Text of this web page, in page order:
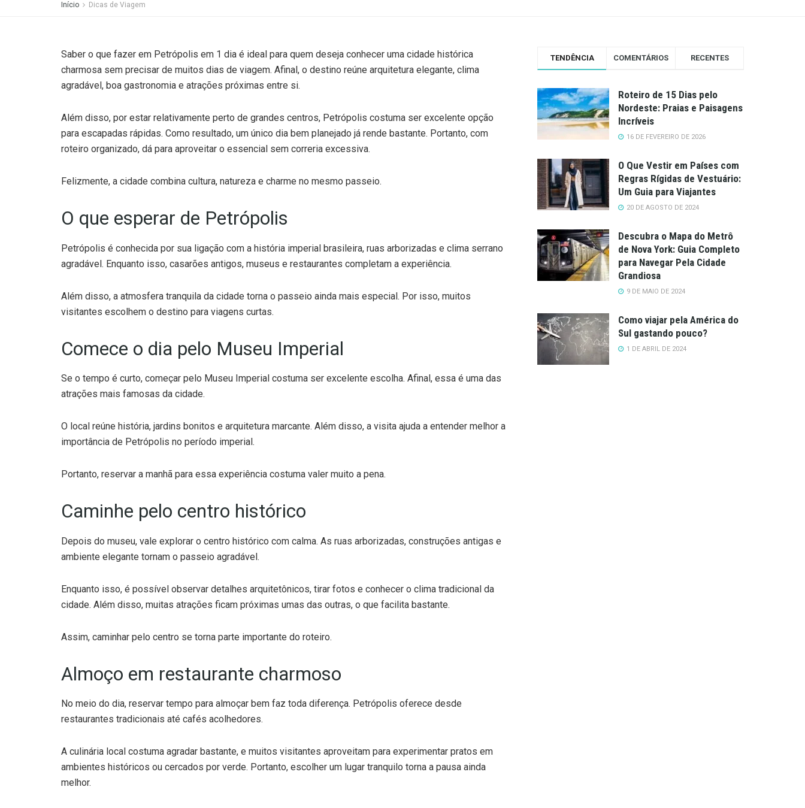
Início Dicas de Viagem
Saber o que fazer em Petrópolis em 1 dia é ideal para quem deseja conhecer uma cidade histórica
charmosa sem precisar de muitos dias de viagem. Afinal, o destino reúne arquitetura elegante, clima
agradável, boa gastronomia e atrações próximas entre si.
Além disso, por estar relativamente perto de grandes centros, Petrópolis costuma ser excelente opção
para escapadas rápidas. Como resultado, um único dia bem planejado já rende bastante. Portanto, com
roteiro organizado, dá para aproveitar o essencial sem correria excessiva.
Felizmente, a cidade combina cultura, natureza e charme no mesmo passeio.
O que esperar de Petrópolis
Petrópolis é conhecida por sua ligação com a história imperial brasileira, ruas arborizadas e clima serrano
agradável. Enquanto isso, casarões antigos, museus e restaurantes completam a experiência.
Além disso, a atmosfera tranquila da cidade torna o passeio ainda mais especial. Por isso, muitos
visitantes escolhem o destino para viagens curtas.
Comece o dia pelo Museu Imperial
Se o tempo é curto, começar pelo Museu Imperial costuma ser excelente escolha. Afinal, essa é uma das
atrações mais famosas da cidade.
O local reúne história, jardins bonitos e arquitetura marcante. Além disso, a visita ajuda a entender melhor a
importância de Petrópolis no período imperial.
Portanto, reservar a manhã para essa experiência costuma valer muito a pena.
Caminhe pelo centro histórico
Depois do museu, vale explorar o centro histórico com calma. As ruas arborizadas, construções antigas e
ambiente elegante tornam o passeio agradável.
Enquanto isso, é possível observar detalhes arquitetônicos, tirar fotos e conhecer o clima tradicional da
cidade. Além disso, muitas atrações ficam próximas umas das outras, o que facilita bastante.
Assim, caminhar pelo centro se torna parte importante do roteiro.
Almoço em restaurante charmoso
No meio do dia, reservar tempo para almoçar bem faz toda diferença. Petrópolis oferece desde
restaurantes tradicionais até cafés acolhedores.
A culinária local costuma agradar bastante, e muitos visitantes aproveitam para experimentar pratos em
ambientes históricos ou cercados por verde. Portanto, escolher um lugar tranquilo torna a pausa ainda
melhor.
TENDÊNCIA COMENTÁRIOS RECENTES
Roteiro de 15 Dias pelo
Nordeste: Praias e Paisagens
Incríveis
16 DE FEVEREIRO DE 2026
O Que Vestir em Países com
Regras Rígidas de Vestuário:
Um Guia para Viajantes
20 DE AGOSTO DE 2024
Descubra o Mapa do Metrô
de Nova York: Guia Completo
para Navegar Pela Cidade
Grandiosa
9 DE MAIO DE 2024
Como viajar pela América do
Sul gastando pouco?
1 DE ABRIL DE 2024